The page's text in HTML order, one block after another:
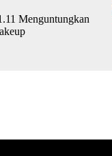
Menguntungkan